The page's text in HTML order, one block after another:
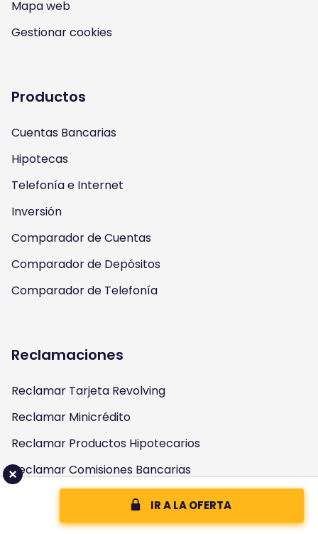
IR A LA OFERTA
s
a
a
m
u
u
c
b
k
i
t
Mapa web
Gestionar cookies
Productos
Cuentas Bancarias
Hipotecas
Telefonía e Internet
Inversión
Comparador de Cuentas
Comparador de Depósitos
Comparador de Telefonía
Reclamaciones
Reclamar Tarjeta Revolving
Reclamar Minicrédito
Reclamar Productos Hipotecarios
Reclamar Comisiones Bancarias
Salir de Ficheros de Morosidad